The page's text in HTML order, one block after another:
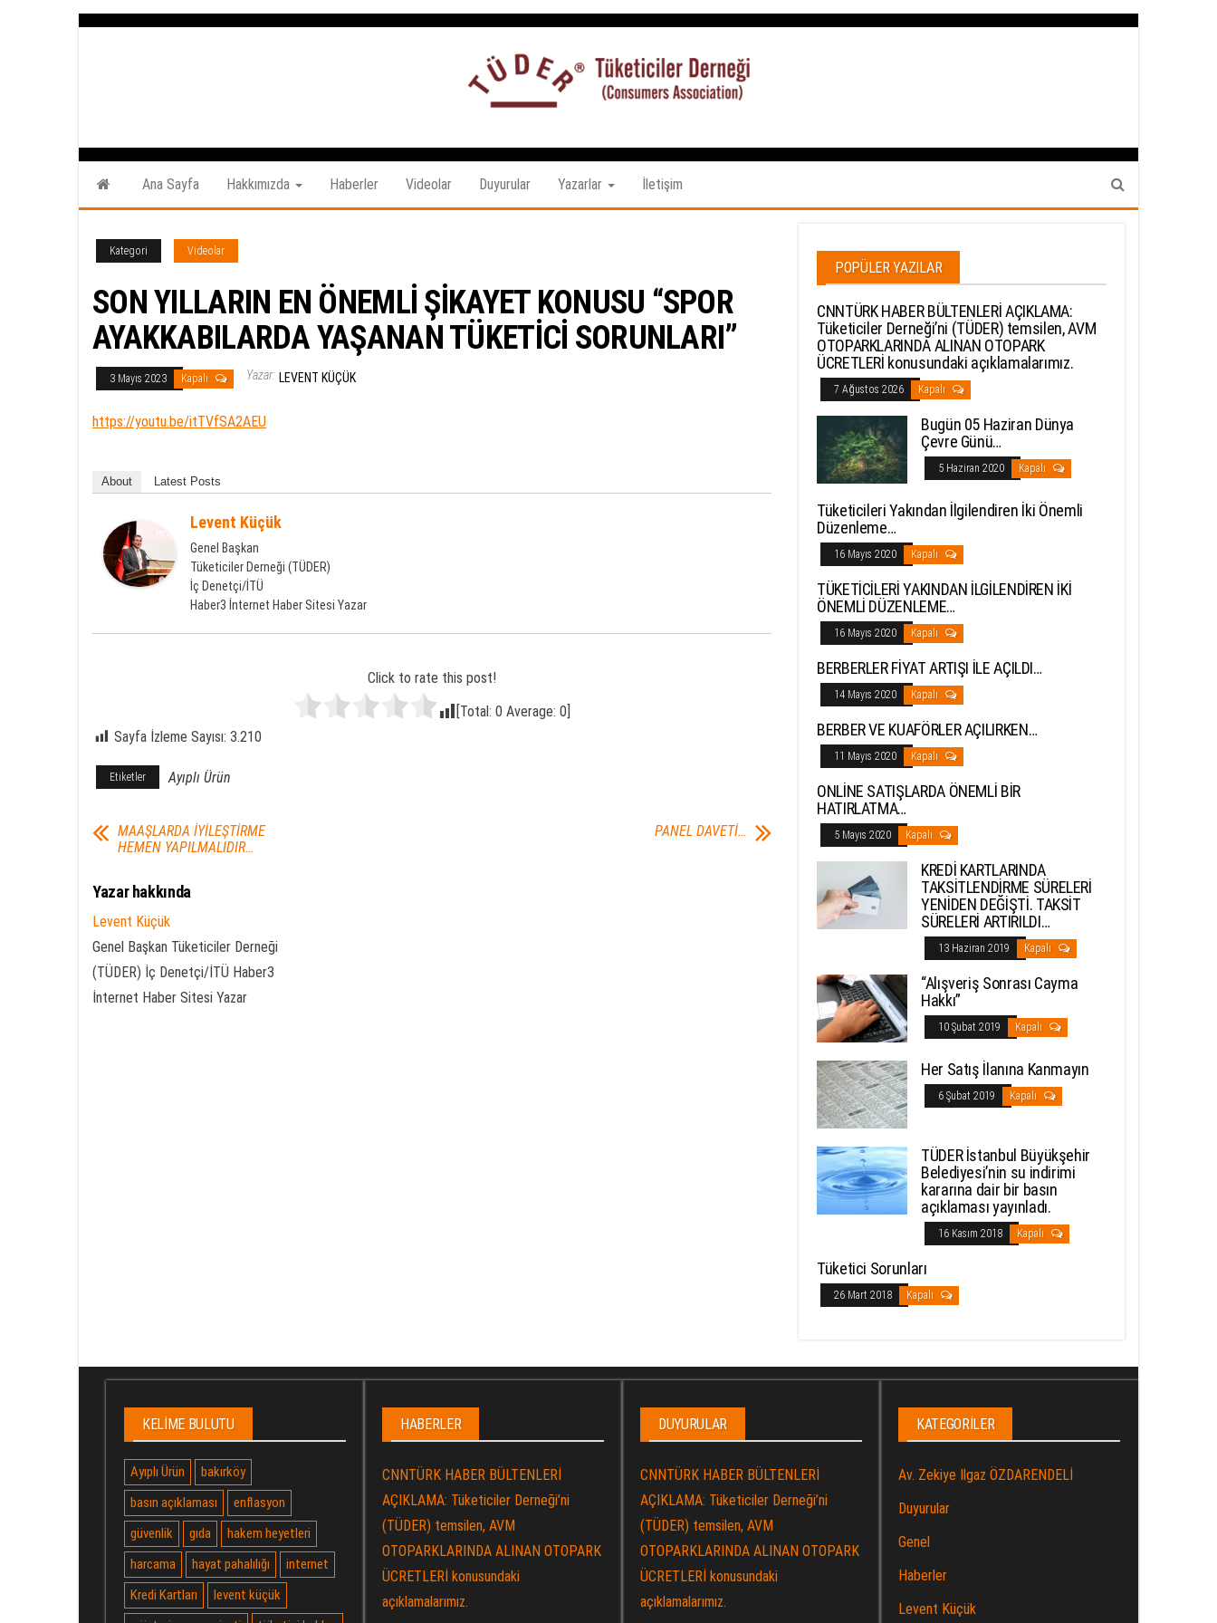
İçeriğe
Tüketiciler
Derneği
tuketicilerdernegi.org.tr
Ana Sayfa Hakkımızda Haberler Videolar Duyurular Yazarlar İletişim
Kategori Videolar
SON YILLARIN EN ÖNEMLİ ŞİKAYET KONUSU “SPOR
AYAKKABILARDA YAŞANAN TÜKETİCİ SORUNLARI”
3 Mayıs 2023 Kapalı Yazar: LEVENT KÜÇÜK
https://youtu.be/itTVfSA2AEU
About Latest Posts
Levent Küçük
Genel Başkan
Tüketiciler Derneği (TÜDER)
İç Denetçi/İTÜ
Haber3 İnternet Haber Sitesi Yazar
Click to rate this post!
[Total: 0 Average: 0]
Sayfa İzleme Sayısı: 3.210
Etiketler Ayıplı Ürün
MAAŞLARDA İYİLEŞTİRME
HEMEN YAPILMALIDIR…
PANEL DAVETİ…
Yazar hakkında
Levent Küçük
Genel Başkan Tüketiciler Derneği
(TÜDER) İç Denetçi/İTÜ Haber3
İnternet Haber Sitesi Yazar
POPÜLER YAZILAR
CNNTÜRK HABER BÜLTENLERİ AÇIKLAMA:
Tüketiciler Derneği’ni (TÜDER) temsilen, AVM
OTOPARKLARINDA ALINAN OTOPARK
ÜCRETLERİ konusundaki açıklamalarımız.
7 Ağustos 2026 Kapalı
Bugün 05 Haziran Dünya
Çevre Günü…
5 Haziran 2020 Kapalı
Tüketicileri Yakından İlgilendiren İki Önemli
Düzenleme…
16 Mayıs 2020 Kapalı
TÜKETİCİLERİ YAKINDAN İLGİLENDİREN İKİ
ÖNEMLİ DÜZENLEME…
16 Mayıs 2020 Kapalı
BERBERLER FİYAT ARTIŞI İLE AÇILDI…
14 Mayıs 2020 Kapalı
BERBER VE KUAFÖRLER AÇILIRKEN…
11 Mayıs 2020 Kapalı
ONLİNE SATIŞLARDA ÖNEMLİ BİR
HATIRLATMA…
5 Mayıs 2020 Kapalı
KREDİ KARTLARINDA
TAKSİTLENDİRME SÜRELERİ
YENİDEN DEĞİŞTİ. TAKSİT
SÜRELERİ ARTIRILDI…
13 Haziran 2019 Kapalı
“Alışveriş Sonrası Cayma
Hakkı”
10 Şubat 2019 Kapalı
Her Satış İlanına Kanmayın
6 Şubat 2019 Kapalı
TÜDER İstanbul Büyükşehir
Belediyesi’nin su indirimi
kararına dair bir basın
açıklaması yayınladı.
16 Kasım 2018 Kapalı
Tüketici Sorunları
26 Mart 2018 Kapalı
KELIME BULUTU
Ayıplı Ürün
bakırköy
basın açıklaması
enflasyon
güvenlik
gıda
hakem heyetleri
harcama
hayat pahalılığı
internet
Kredi Kartları
levent küçük
HABERLER
CNNTÜRK HABER BÜLTENLERİ
AÇIKLAMA: Tüketiciler Derneği’ni
(TÜDER) temsilen, AVM
OTOPARKLARINDA ALINAN OTOPARK
ÜCRETLERİ konusundaki
açıklamalarımız.
DUYURULAR
CNNTÜRK HABER BÜLTENLERİ
AÇIKLAMA: Tüketiciler Derneği’ni
(TÜDER) temsilen, AVM
OTOPARKLARINDA ALINAN OTOPARK
ÜCRETLERİ konusundaki
açıklamalarımız.
KATEGORILER
Av. Zekiye Ilgaz ÖZDARENDELİ
Duyurular
Genel
Haberler
Levent Küçük